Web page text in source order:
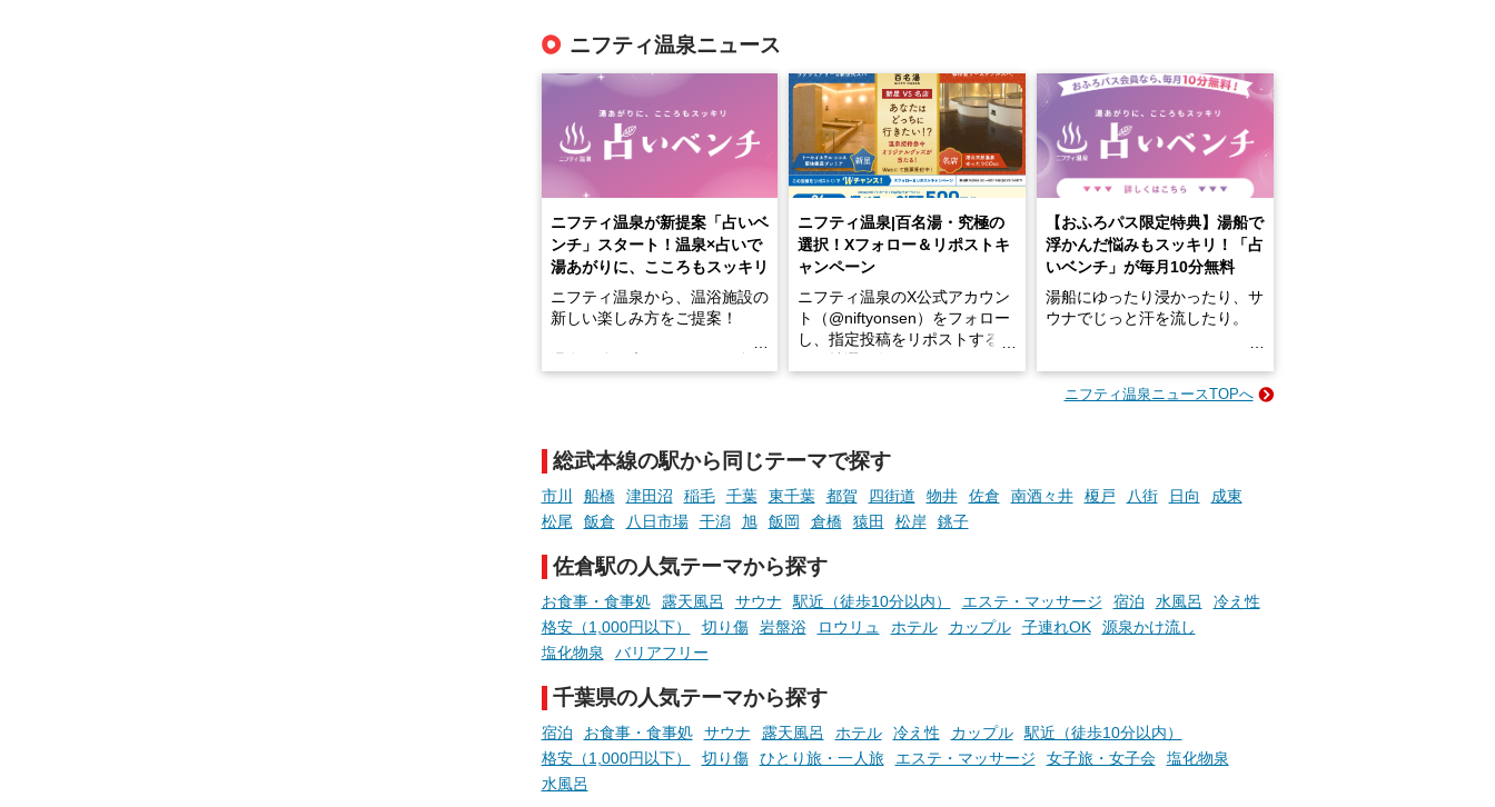
ニフティ温泉ニュース
ニフティ温泉が新提案「占いベ
ンチ」スタート！温泉×占いで
湯あがりに、こころもスッキリ
ニフティ温泉から、温浴施設の
新しい楽しみ方をご提案！
手相やタロットなど気軽に楽し
める占いで、“ととのう”おふろ
時間を、もっと特別に。
ニフティ温泉|百名湯・究極の
選択！Xフォロー＆リポストキ
ャンペーン
ニフティ温泉のX公式アカウン
ト（@niftyonsen）をフォロー
し、指定投稿をリポストする
【おふろパス限定特典】湯船で
浮かんだ悩みもスッキリ！「占
いベンチ」が毎月10分無料
湯船にゆったり浸かったり、サ
ウナでじっと汗を流したり。
そんな「一人でぼんやり過ごす
でくることはありませんか？
らこそ向き合える、大切な自分
の本音。
ニフティ温泉ニュースTOPへ
総武本線の駅から同じテーマで探す
市川 船橋 津田沼 稲毛 千葉 東千葉 都賀 四街道 物井 佐倉 南酒々井 榎戸 八街 日向
成東
松尾
飯倉 八日市場 干潟 旭 飯岡 倉橋 猿田 松岸 銚子
佐倉駅の人気テーマから探す
お食事・食事処 露天風呂 サウナ 駅近（徒歩10分以内） エステ・マッサージ 宿泊 水風呂
冷え性
格安（1,000円以下）
切り傷 岩盤浴 ロウリュ ホテル カップル 子連れOK
源泉かけ流し
塩化物泉
バリアフリー
千葉県の人気テーマから探す
宿泊 お食事・食事処 サウナ 露天風呂 ホテル 冷え性 カップル
駅近（徒歩10分以内）
格安（1,000円以下）
切り傷 ひとり旅・一人旅 エステ・マッサージ 女子旅・女子会
塩化物泉
水風呂